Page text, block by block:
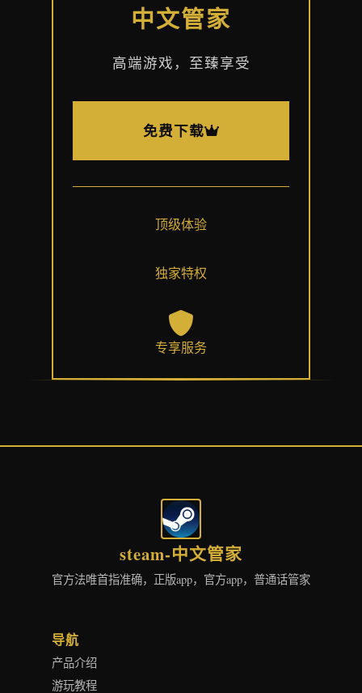
中文管家
高端游戏，至臻享受
免费下载
顶级体验
独家特权
专享服务
steam-中文管家
官方法唯首指准确，正版app，官方app，普通话管家
导航
产品介绍
游玩教程